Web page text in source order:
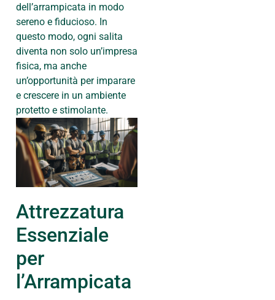
dell’arrampicata in modo
sereno e fiducioso. In
questo modo, ogni salita
diventa non solo un’impresa
fisica, ma anche
un’opportunità per imparare
e crescere in un ambiente
protetto e stimolante.
Attrezzatura
Essenziale
per
l’Arrampicata